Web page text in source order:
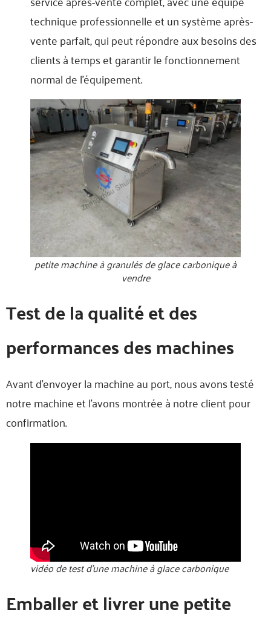
technique professionnelle et un système après-
vente parfait, qui peut répondre aux besoins des
clients à temps et garantir le fonctionnement
normal de l'équipement.
petite machine à granulés de glace carbonique à
vendre
Test de la qualité et des
performances des machines
Avant d'envoyer la machine au port, nous avons testé
notre machine et l'avons montrée à notre client pour
confirmation.
vidéo de test d'une machine à glace carbonique
Emballer et livrer une petite